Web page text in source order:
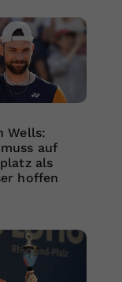
Wells:
auf
als
hoffen